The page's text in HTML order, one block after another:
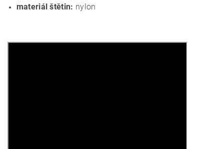
materiál štětin: nylon